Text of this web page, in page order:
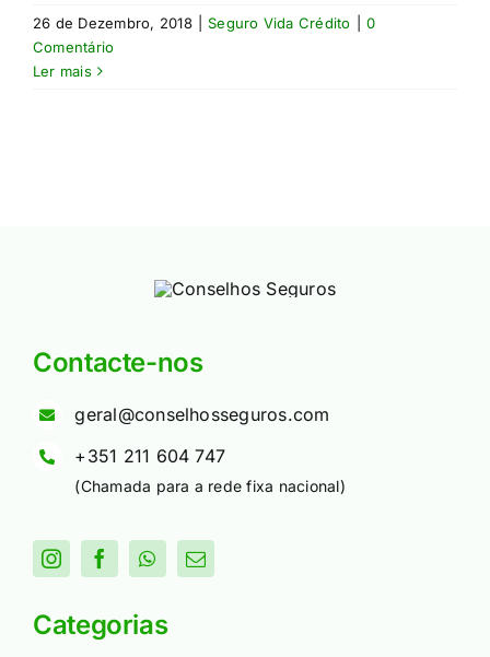
26 de Dezembro, 2018 Seguro Vida Crédito
0
Comentário
Ler mais
Contacte-nos
geral@conselhosseguros.com
+351 211 604 747
(Chamada para a rede fixa nacional)
Categorias